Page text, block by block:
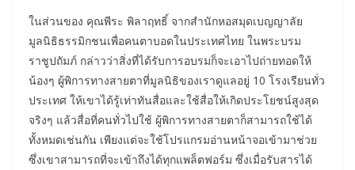
ในส่วนของ คุณพีระ พิลาฤทธิ์ จากสำนักหอสมุดเบญญาลัย
มูลนิธิธรรมิกชนเพื่อคนตาบอดในประเทศไทย ในพระบรม
ราชูปถัมภ์ กล่าวว่าสิ่งที่ได้รับการอบรมก็จะเอาไปถ่ายทอดให้
น้องๆ ผู้พิการทางสายตาที่มูลนิธิของเราดูแลอยู่ 10 โรงเรียนทั่ว
ประเทศ ให้เขาได้รู้เท่าทันสื่อและใช้สื่อให้เกิดประโยชน์สูงสุด
จริงๆ แล้วสื่อที่คนทั่วไปใช้ ผู้พิการทางสายตาก็สามารถใช้ได้
ทั้งหมดเช่นกัน เพียงแต่จะใช้โปรแกรมอ่านหน้าจอเข้ามาช่วย
ซึ่งเขาสามารถที่จะเข้าถึงได้ทุกแพล็ตฟอร์ม ซึ่งเมื่อรับสารได้